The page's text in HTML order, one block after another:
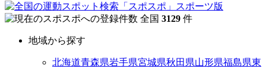
全国 3129 件
地域から探す
北海道青森県岩手県宮城県秋田県山形県福島県東